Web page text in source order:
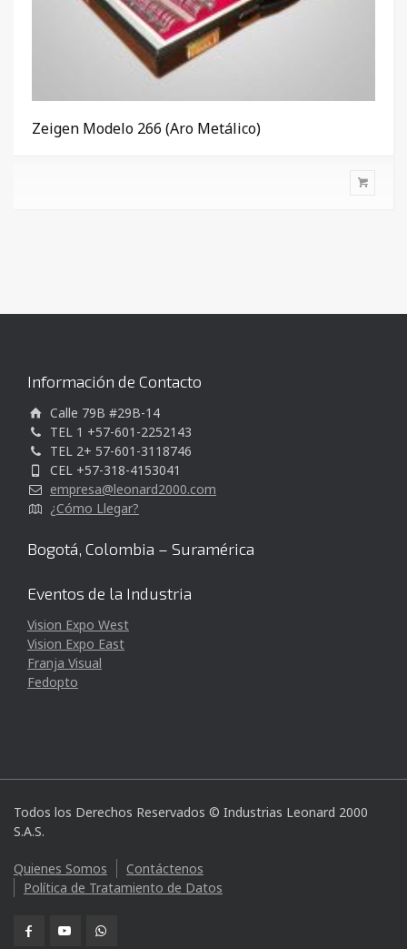
Zeigen Modelo 266 (Aro Metálico)
Información de Contacto
Calle 79B #29B-14
TEL 1 +57-601-2252143
TEL 2+ 57-601-3118746
CEL +57-318-4153041
empresa@leonard2000.com
¿Cómo Llegar?
Bogotá, Colombia – Suramérica
Eventos de la Industria
Vision Expo West
Vision Expo East
Franja Visual
Fedopto
Todos los Derechos Reservados © Industrias Leonard 2000
S.A.S.
Quienes Somos
Contáctenos
Política de Tratamiento de Datos